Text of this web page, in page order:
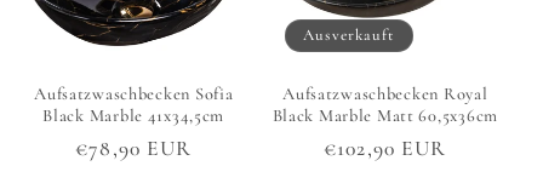
Aufsatzwaschbecken Sofia
Black Marble 41x34,5cm
Normaler
€78,90 EUR
Ausverkauft
Aufsatzwaschbecken Royal
Black Marble Matt 60,5x36cm
Normaler
€102,90 EUR